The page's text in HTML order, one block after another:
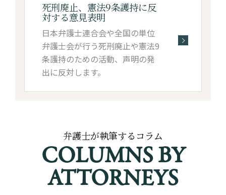
死刑廃止、憲法9条護持に反
対する意見表明
日本弁護士連合会や全国の単位
弁護士会が行う死刑廃止や憲法9
条護持のための活動、声明の発
出に反対します。
弁護士が執筆するコラム
COLUMNS BY
ATTORNEYS